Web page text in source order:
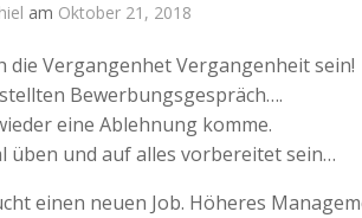
am Oktober 21, 2018
die Vergangenhet Vergangenheit sein!
Bewerbungsgespräch….
eine Ablehnung komme.
üben und auf alles vorbereitet sein…
einen neuen Job. Höheres